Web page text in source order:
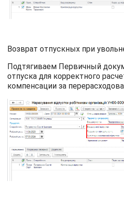
Возврат отпускных при
Подтягиваем Первичный
отпуска для корректного
компенсации за